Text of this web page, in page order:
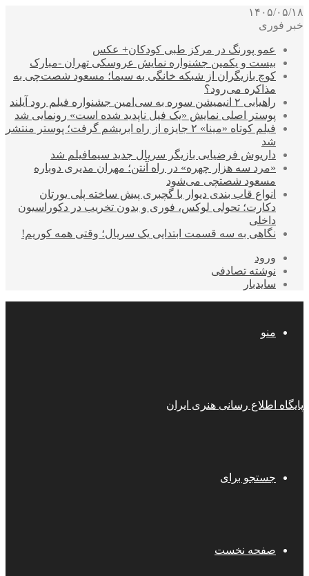
۱۴۰۵/۰۵/۱۸
خبر فوری
عمو پورنگ در مرکز طبی کودکان+ عکس
بیست و یکمین جشنواره نمایش عروسکی تهران -مبارک
کوچ بازیگران از شبکه خانگی به سیما؛ مسعود شصت‌چی به
مذاکره می‌رود؟
راهیابی ۲ انیمیشن سوره به سی‌امین جشنواره فیلم رود آیلند
پوستر اصلی نمایش «یک فیل ناپدید شده است» رونمایی شد
فیلم کوتاه «مینا» ۲ جایزه از راه ابریشم گرفت؛ پوستر منتشر
شد
داریوش فرضیایی بازیگر سریال جدید سیمافیلم شد
«مرد سه هزار چهره» در راه آنتن؛ مهران مدیری دوباره
مسعود شصتچی می‌شود
انواع قاب بندی دیوار با گچبری پیش ساخته پلی یورتان
دکارت؛ تحولی لوکس، فوری و بدون تخریب در دکوراسیون
داخلی
نگاهی به سه قسمت ابتدایی یک سریال؛ وقتی همه کوریم!
ورود
نوشته تصادفی
سایدبار
منو
پایگاه اطلاع رسانی هنری ایران
جستجو برای
صفحه نخست